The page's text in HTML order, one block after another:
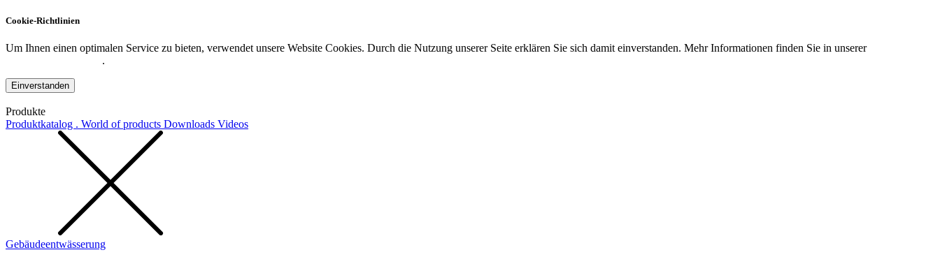
Cookie-Richtlinien
Um Ihnen einen optimalen Service zu bieten, verwendet unsere Website Cookies. Durch die Nutzung unserer Seite erklären Sie sich damit einverstanden. Mehr Informationen finden Sie in unserer
.
Einverstanden
Produkte
Produktkatalog . World of products Downloads Videos
Gebäudeentwässerung